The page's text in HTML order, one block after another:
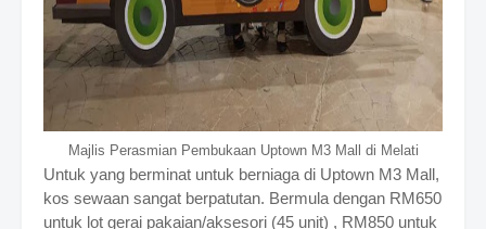
Majlis Perasmian Pembukaan Uptown M3 Mall di Melati
Untuk yang berminat untuk berniaga di Uptown M3 Mall,
kos sewaan sangat berpatutan. Bermula dengan RM650
untuk lot gerai pakaian/aksesori (45 unit) , RM850 untuk